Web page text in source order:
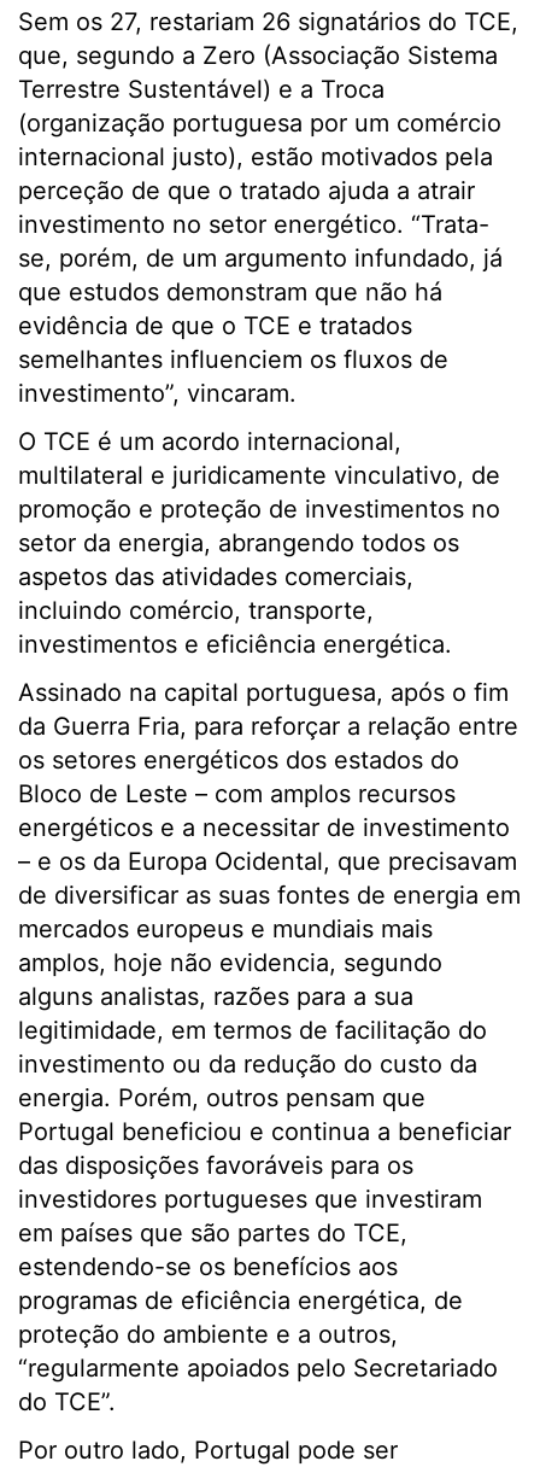
Sem os 27, restariam 26 signatários do TCE,
que, segundo a Zero (Associação Sistema
Terrestre Sustentável) e a Troca
(organização portuguesa por um comércio
internacional justo), estão motivados pela
perceção de que o tratado ajuda a atrair
investimento no setor energético. “Trata-
se, porém, de um argumento infundado, já
que estudos demonstram que não há
evidência de que o TCE e tratados
semelhantes influenciem os fluxos de
investimento”, vincaram.
O TCE é um acordo internacional,
multilateral e juridicamente vinculativo, de
promoção e proteção de investimentos no
setor da energia, abrangendo todos os
aspetos das atividades comerciais,
incluindo comércio, transporte,
investimentos e eficiência energética.
Assinado na capital portuguesa, após o fim
da Guerra Fria, para reforçar a relação entre
os setores energéticos dos estados do
Bloco de Leste – com amplos recursos
energéticos e a necessitar de investimento
– e os da Europa Ocidental, que precisavam
de diversificar as suas fontes de energia em
mercados europeus e mundiais mais
amplos, hoje não evidencia, segundo
alguns analistas, razões para a sua
legitimidade, em termos de facilitação do
investimento ou da redução do custo da
energia. Porém, outros pensam que
Portugal beneficiou e continua a beneficiar
das disposições favoráveis para os
investidores portugueses que investiram
em países que são partes do TCE,
estendendo-se os benefícios aos
programas de eficiência energética, de
proteção do ambiente e a outros,
“regularmente apoiados pelo Secretariado
do TCE”.
Por outro lado, Portugal pode ser